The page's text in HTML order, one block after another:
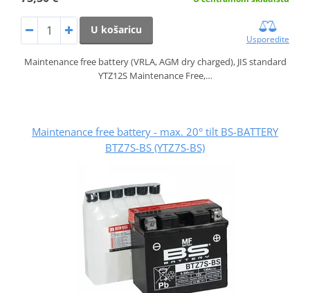
U košaricu
Usporedite
Maintenance free battery (VRLA, AGM dry charged), JIS standard
YTZ12S Maintenance Free,…
Maintenance free battery - max. 20° tilt BS-BATTERY
BTZ7S-BS (YTZ7S-BS)